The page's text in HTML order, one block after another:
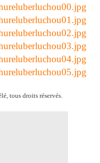
tous droits réservés.